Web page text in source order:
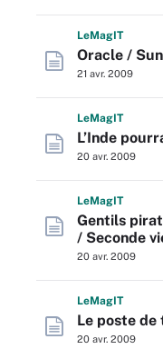
LeMagIT
Oracle /
21 avr. 2009
LeMagIT
L’Inde
20 avr. 2009
LeMagIT
Gentils
/ Seconde
20 avr. 2009
LeMagIT
Le poste
20 avr. 2009